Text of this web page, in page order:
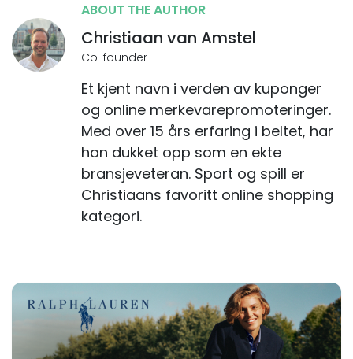
ABOUT THE AUTHOR
Christiaan van Amstel
Co-founder
Et kjent navn i verden av kuponger
og online merkevarepromoteringer.
Med over 15 års erfaring i beltet, har
han dukket opp som en ekte
bransjeveteran. Sport og spill er
Christiaans favoritt online shopping
kategori.